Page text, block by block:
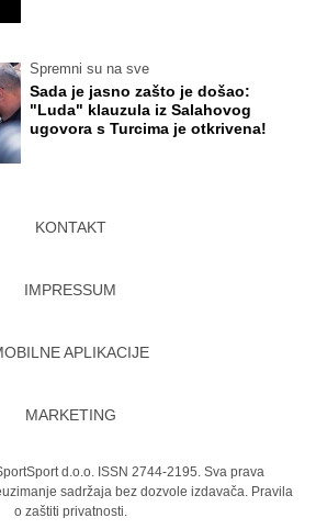
Spremni su na sve
Sada je jasno zašto je došao:
"Luda" klauzula iz Salahovog
ugovora s Turcima je otkrivena!
KONTAKT
IMPRESSUM
APLIKACIJE
MARKETING
d.o.o. ISSN 2744-2195. Sva prava
sadržaja bez dozvole izdavača. Pravila
o zaštiti privatnosti.